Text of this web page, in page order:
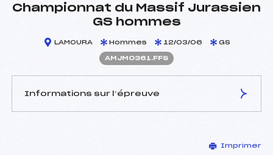
Championnat du Massif Jurassien
GS hommes
LAMOURA Hommes 12/03/06 GS
AMJM0361.FFS
Informations sur l’épreuve
LEVRIER FRANCOIS (MJ)
Imprimer